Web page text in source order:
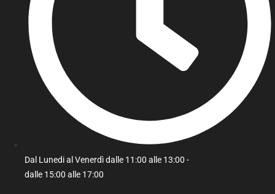
Dal Lunedi al Venerdì dalle 11:00 alle 13:00 -
dalle 15:00 alle 17:00